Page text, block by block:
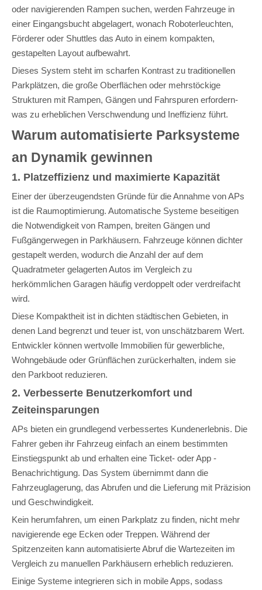
oder navigierenden Rampen suchen, werden Fahrzeuge in
einer Eingangsbucht abgelagert, wonach Roboterleuchten,
Förderer oder Shuttles das Auto in einem kompakten,
gestapelten Layout aufbewahrt.
Dieses System steht im scharfen Kontrast zu traditionellen
Parkplätzen, die große Oberflächen oder mehrstöckige
Strukturen mit Rampen, Gängen und Fahrspuren erfordern-
was zu erheblichen Verschwendung und Ineffizienz führt.
Warum automatisierte Parksysteme
an Dynamik gewinnen
1. Platzeffizienz und maximierte Kapazität
Einer der überzeugendsten Gründe für die Annahme von APs
ist die Raumoptimierung. Automatische Systeme beseitigen
die Notwendigkeit von Rampen, breiten Gängen und
Fußgängerwegen in Parkhäusern. Fahrzeuge können dichter
gestapelt werden, wodurch die Anzahl der auf dem
Quadratmeter gelagerten Autos im Vergleich zu
herkömmlichen Garagen häufig verdoppelt oder verdreifacht
wird.
Diese Kompaktheit ist in dichten städtischen Gebieten, in
denen Land begrenzt und teuer ist, von unschätzbarem Wert.
Entwickler können wertvolle Immobilien für gewerbliche,
Wohngebäude oder Grünflächen zurückerhalten, indem sie
den Parkboot reduzieren.
2. Verbesserte Benutzerkomfort und
Zeiteinsparungen
APs bieten ein grundlegend verbessertes Kundenerlebnis. Die
Fahrer geben ihr Fahrzeug einfach an einem bestimmten
Einstiegspunkt ab und erhalten eine Ticket- oder App -
Benachrichtigung. Das System übernimmt dann die
Fahrzeuglagerung, das Abrufen und die Lieferung mit Präzision
und Geschwindigkeit.
Kein herumfahren, um einen Parkplatz zu finden, nicht mehr
navigierende ege Ecken oder Treppen. Während der
Spitzenzeiten kann automatisierte Abruf die Wartezeiten im
Vergleich zu manuellen Parkhäusern erheblich reduzieren.
Einige Systeme integrieren sich in mobile Apps, sodass